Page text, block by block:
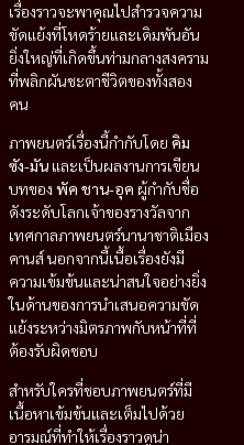
เรื่องราวจะพาคุณไปสำรวจความ
ขัดแย้งที่โหดร้ายและเดิมพันอัน
ยิ่งใหญ่ที่เกิดขึ้นท่ามกลางสงคราม
ที่พลิกผันชะตาชีวิตของทั้งสอง
คน
ภาพยนตร์เรื่องนี้กำกับโดย คิม
ซัง-มัน และเป็นผลงานการเขียน
บทของ พัค ชาน-อุค ผู้กำกับชื่อ
ดังระดับโลกเจ้าของรางวัลจาก
เทศกาลภาพยนตร์นานาชาติเมือง
คานส์ นอกจากนี้เนื้อเรื่องยังมี
ความเข้มข้นและน่าสนใจอย่างยิ่ง
ในด้านของการนำเสนอความขัด
แย้งระหว่างมิตรภาพกับหน้าที่ที่
ต้องรับผิดชอบ
สำหรับใครที่ชอบภาพยนตร์ที่มี
เนื้อหาเข้มข้นและเต็มไปด้วย
อารมณ์ที่ทำให้เรื่องราวดูน่า